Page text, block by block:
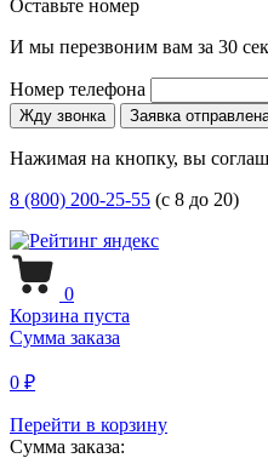
Оставьте номер
И мы перезвоним вам за 30
Номер телефона
Жду звонка Заявка
Нажимая на кнопку, вы
8 (800) 200-25-55 (с 8 до 20)
0
Корзина пуста
Сумма заказа
0 ₽
Перейти в корзину
Сумма заказа: